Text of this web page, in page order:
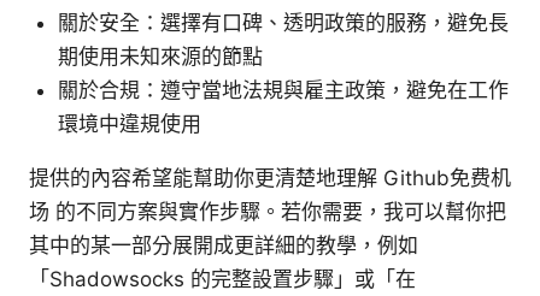
關於安全：選擇有口碑、透明政策的服務，避免長
期使用未知來源的節點
關於合規：遵守當地法規與雇主政策，避免在工作
環境中違規使用
提供的內容希望能幫助你更清楚地理解 Github免费机
场 的不同方案與實作步驟。若你需要，我可以幫你把
其中的某一部分展開成更詳細的教學，例如
「Shadowsocks 的完整設置步驟」或「在